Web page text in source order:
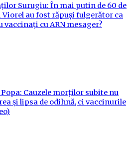
Surugiu: În mai putin de 60 de
Viorel au fost răpuși fulgerător ca
vaccinați cu ARN mesager?
Cauzele morților subite nu
și lipsa de odihnă, ci vaccinurile